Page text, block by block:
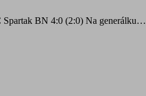
Spartak BN 4:0 (2:0) Na generálku…